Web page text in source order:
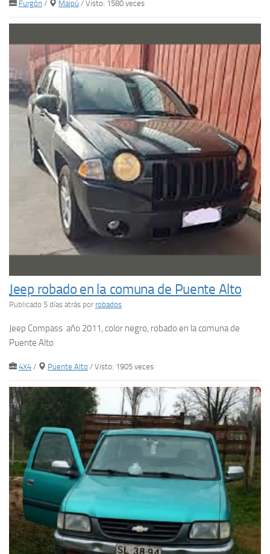
Furgón / Maipú / Visto: 1580 veces
Jeep robado en la comuna de Puente Alto
Publicado 5 días atrás por robados
Jeep Compass año 2011, color negro, robado en la comuna de
Puente Alto
4X4 / Puente Alto / Visto: 1905 veces